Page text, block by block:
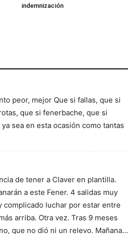
indemnización
peor, mejor Que si fallas, que si
que si fenerbache, que si
sea en esta ocasión como tantas
de tener a Claver en plantilla.
a este Fener. 4 salidas muy
complicado luchar por estar entre
arriba. Otra vez. Tras 9 meses
que no dió ni un relevo. Mañana…